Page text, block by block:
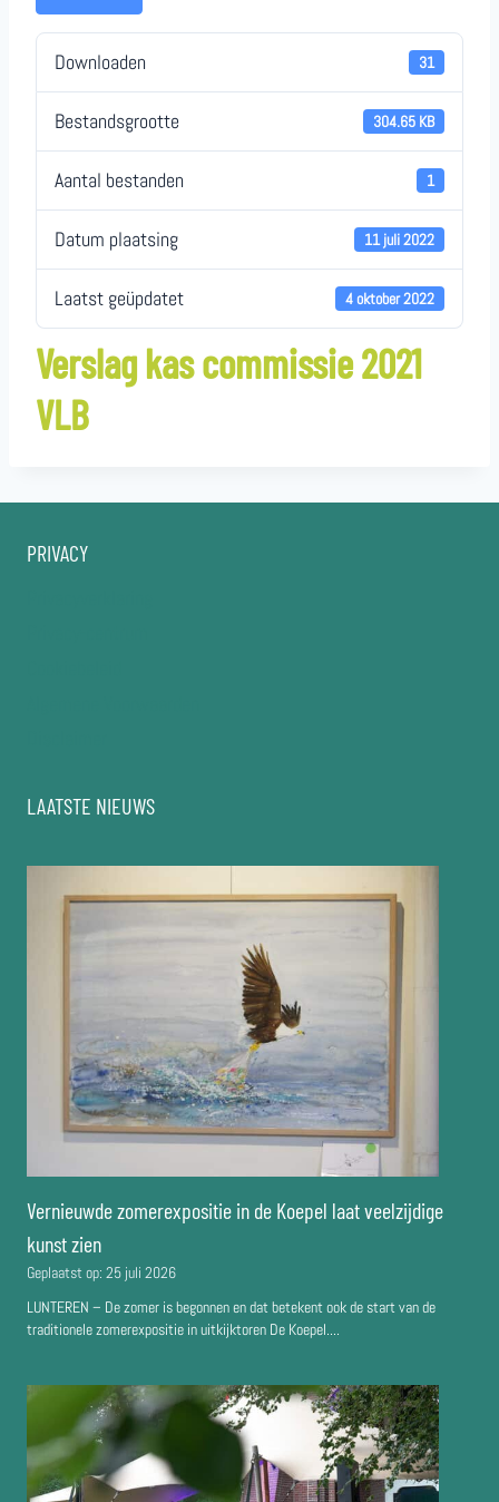
Downloaden 31
Bestandsgrootte 304.65 KB
Aantal bestanden 1
Datum plaatsing 11 juli 2022
Laatst geüpdatet 4 oktober 2022
Verslag kas commissie 2021
VLB
PRIVACY
LAATSTE NIEUWS
Vernieuwde zomerexpositie in de Koepel laat veelzijdige
kunst zien
Geplaatst op: 25 juli 2026
LUNTEREN – De zomer is begonnen en dat betekent ook de start van de
traditionele zomerexpositie in uitkijktoren De Koepel....